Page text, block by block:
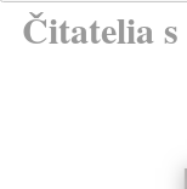
Čitatelia